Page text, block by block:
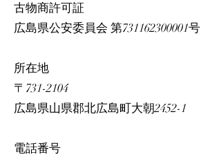
古物商許可証
広島県公安委員会 第731162300001号
所在地
〒731-2104
広島県山県郡北広島町大朝2452-1
電話番号